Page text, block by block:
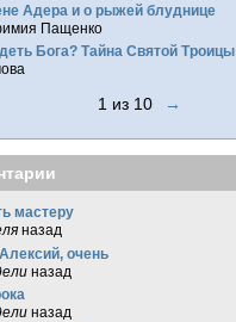
Адера и о рыжей блуднице
Пащенко
Бога? Тайна Святой Троицы
1 из 10 →
мастеру
назад
очень
назад
назад